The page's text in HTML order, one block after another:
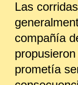
Las
compañía
prometía